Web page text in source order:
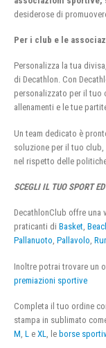
desiderose di
Per i club e le
Personalizza la tua
di Decathlon. Con
personalizzato per il tuo
allenamenti e le tue
Un team dedicato è
soluzione per il tuo club,
nel rispetto delle
SCEGLI IL TUO SPORT
DecathlonClub offre una
praticanti di Basket,
Pallanuoto, Pallavolo,
Inoltre potrai trovare un
premiazioni sportive
Completa il tuo ordine
stampa in sublimato
M L e XL , le borse